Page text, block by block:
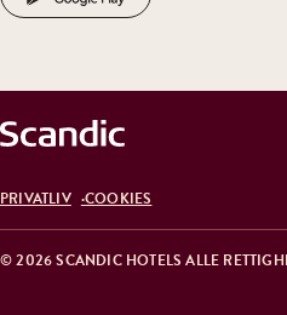
© 2026 SCANDIC HOTELS ALLE
PRIVATLIV COOKIES